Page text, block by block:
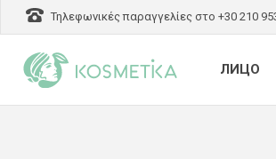
Τηλεφωνικές παραγγελίες στο +30 210
ЛИЦО